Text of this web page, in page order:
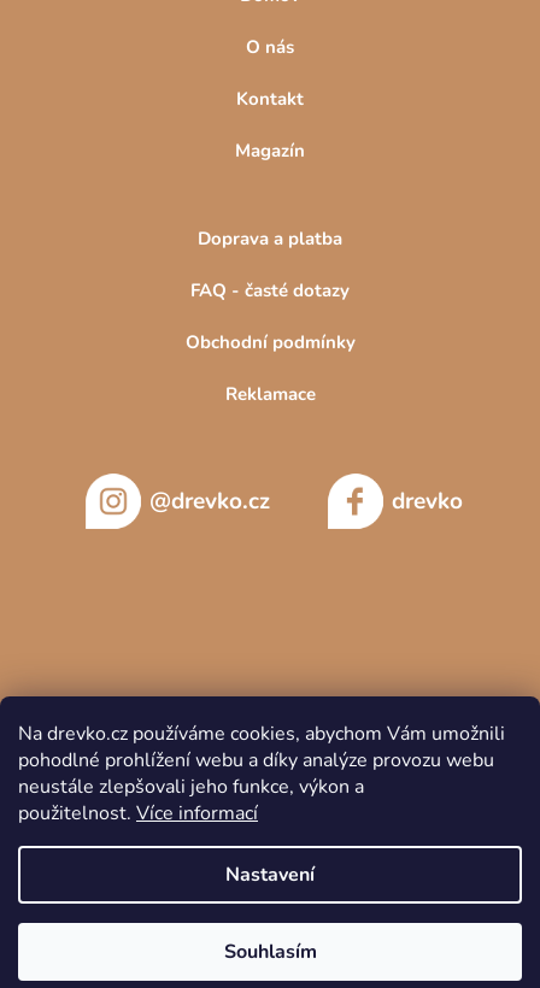
Na drevko.cz používáme cookies, abychom Vám umožnili
pohodlné prohlížení webu a díky analýze provozu webu
neustále zlepšovali jeho funkce, výkon a
použitelnost. Více informací
Nastavení
Souhlasím
O nás
Kontakt
Magazín
Doprava a platba
FAQ - časté dotazy
Obchodní podmínky
Reklamace
@drevko.cz drevko
Vytvořil Shoptet